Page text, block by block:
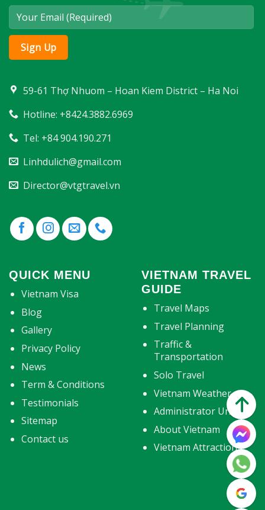
59-61 Thợ Nhuom – Hoan Kiem District – Ha Noi
Hotline: +8424.3882.6969
Tel: +84 904.190.271
Linhdulich@gmail.com
Director@vtgtravel.vn
QUICK MENU
Vietnam Visa
Blog
Gallery
Privacy Policy
News
Term & Conditions
Testimonials
Sitemap
Contact us
VIETNAM TRAVEL
GUIDE
Travel Maps
Travel Planning
Traffic &
Transportation
Solo Travel
Vietnam Weather
Administrator Units
About Vietnam
Vietnam Attractions